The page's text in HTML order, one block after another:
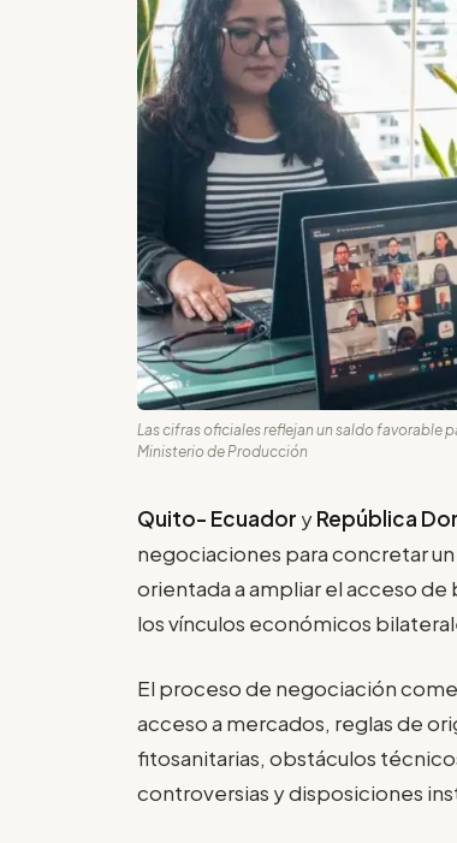
Las cifras oficiales reflejan un saldo favorable
Ministerio de Producción
Quito- Ecuador yRepública
negociaciones para concretar un
orientada a ampliar el acceso
los vínculos económicos
El proceso de negociación
acceso a mercados, reglas de
fitosanitarias, obstáculos
controversias y disposiciones